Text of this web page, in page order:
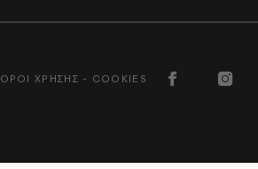
ΟΡΟΙ ΧΡΗΣΗΣ - COOKIES